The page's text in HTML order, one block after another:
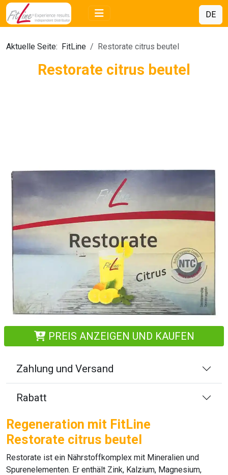
DE
Aktuelle Seite: FitLine Restorate citrus beutel
Restorate citrus beutel
PREIS ANZEIGEN UND KAUFEN
Zahlung und Versand
Rabatt
Regeneration mit FitLine
Restorate citrus beutel
Restorate ist ein Nährstoffkomplex mit Mineralien und
Spurenelementen. Er enthält Zink, Kalzium, Magnesium,